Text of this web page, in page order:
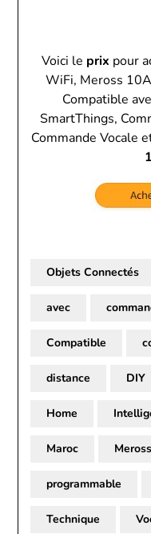
Voici le prix pour
WiFi, Meross
Compatible
SmartThings,
Commande Vocale
Objets Connectés
avec
Compatible
distance DIY
Home
Maroc Meross
programmable
Technique